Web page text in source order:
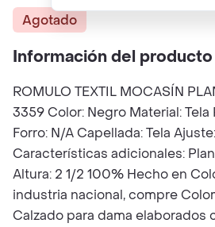
Agotado
Información del producto
ROMULO TEXTIL MOCASÍN
3359 Color: Negro Material:
Forro: N/A Capellada: Tela
Características adicionales:
Altura: 2 1/2 100% Hecho en
industria nacional, compre
Calzado para dama elaborados